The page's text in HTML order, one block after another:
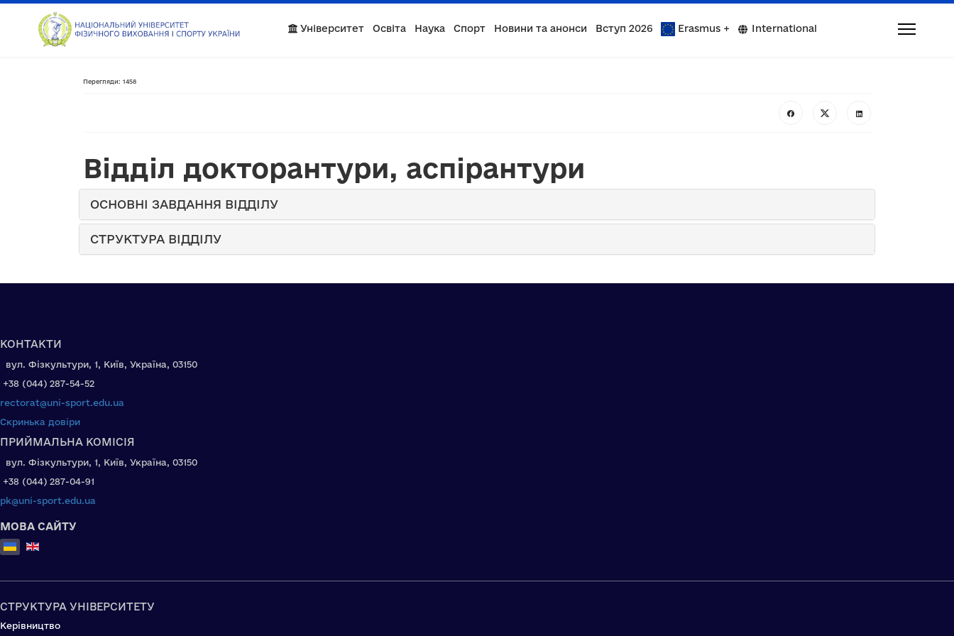
Університет Освіта Наука Спорт Новини та анонси Вступ 2026 Erasmus + International
Перегляди: 1458
Відділ докторантури, аспірантури
ОСНОВНІ ЗАВДАННЯ ВІДДІЛУ
СТРУКТУРА ВІДДІЛУ
КОНТАКТИ
вул. Фізкультури, 1, Київ, Україна, 03150
+38 (044) 287-54-52
rectorat@uni-sport.edu.ua
Скринька довіри
ПРИЙМАЛЬНА КОМІСІЯ
вул. Фізкультури, 1, Київ, Україна, 03150
+38 (044) 287-04-91
pk@uni-sport.edu.ua
МОВА САЙТУ
Оберіть свою мову
СТРУКТУРА УНІВЕРСИТЕТУ
Керівництво